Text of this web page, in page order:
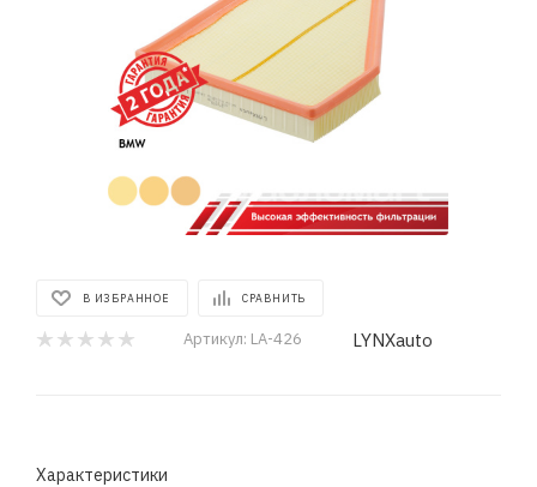
В ИЗБРАННОЕ СРАВНИТЬ
Артикул: LA-426 LYNXauto
Характеристики